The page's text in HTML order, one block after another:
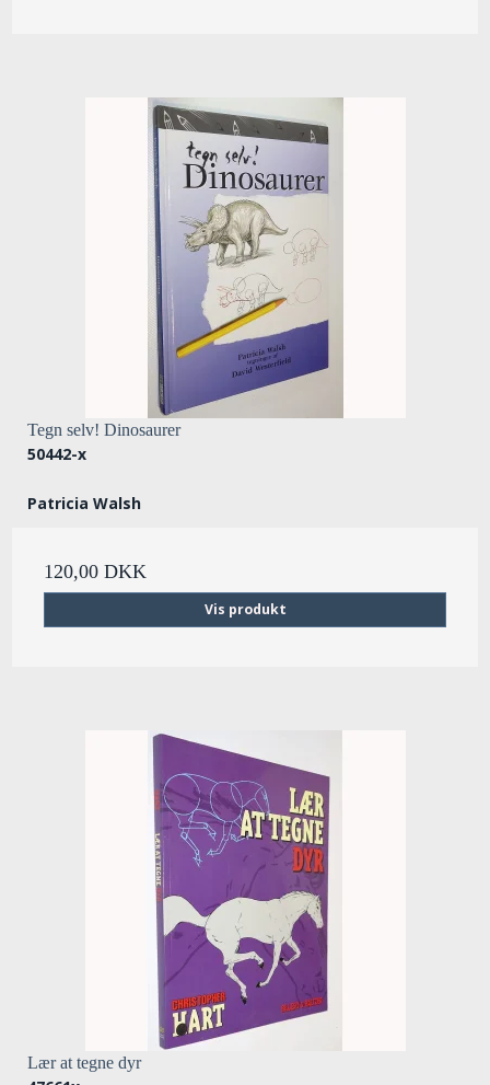
Tegn selv! Dinosaurer
50442-x
Patricia Walsh
120,00 DKK
Vis produkt
Lær at tegne dyr